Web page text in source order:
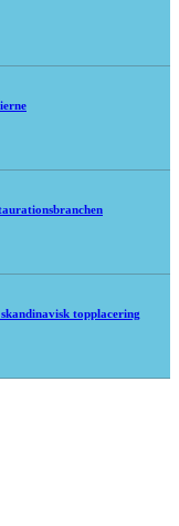
topplacering